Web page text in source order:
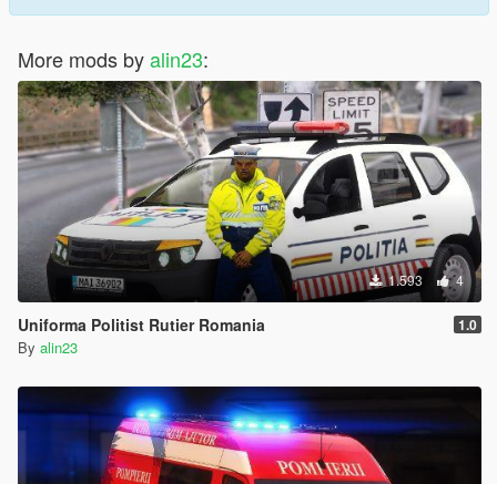
More mods byalin23:
1.593 4
Uniforma Politist Rutier Romania 1.0
By alin23